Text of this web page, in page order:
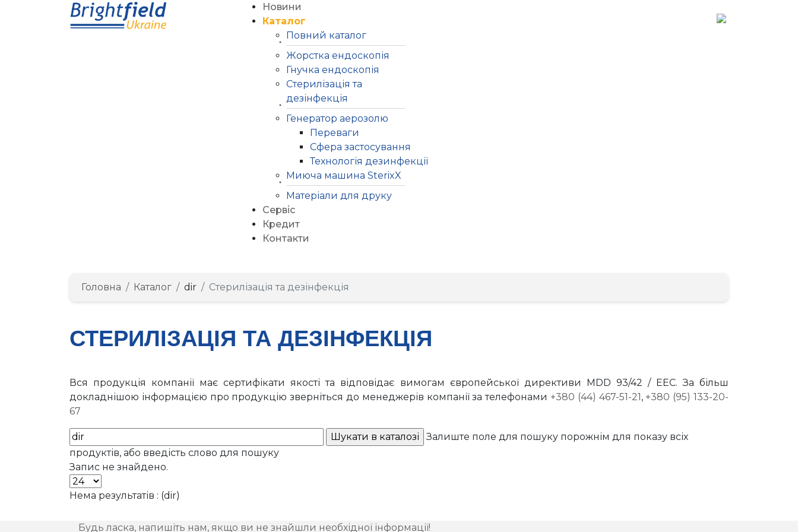
Новини
Каталог
Повний каталог
Жорстка ендоскопія
Гнучка ендоскопія
Стерилізація та
дезінфекція
Генератор аерозолю
Переваги
Сфера застосування
Технологія дезинфекції
Миюча машина SterixX
Матеріали для друку
Сервіс
Кредит
Контакти
Головна Каталог dir Стерилізація та дезінфекція
СТЕРИЛІЗАЦІЯ ТА ДЕЗІНФЕКЦІЯ
Вся продукція компанії має сертифікати якості та відповідає вимогам європейської директиви MDD 93/42 / EEC. За більш
докладнішою інформацією про продукцію зверніться до менеджерів компанії за телефонами +380 (44) 467-51-21,+380 (95) 133-20-
67
Залиште поле для пошуку порожнім для показу всіх
продуктів, або введість слово для пошуку
Запис не знайдено.
Нема результатів : (dir)
Будь ласка, напишіть нам, якщо ви не знайшли необхідної інформації!